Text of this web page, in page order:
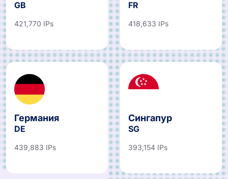
GB
421,770 IPs
FR
418,633 IPs
Германия
DE
439,883 IPs
Сингапур
SG
393,154 IPs